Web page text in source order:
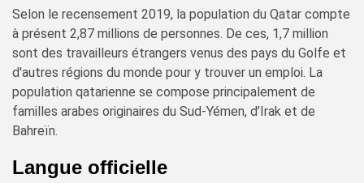
Selon le recensement 2019, la population du Qatar compte
à présent 2,87 millions de personnes. De ces, 1,7 million
sont des travailleurs étrangers venus des pays du Golfe et
d'autres régions du monde pour y trouver un emploi. La
population qatarienne se compose principalement de
familles arabes originaires du Sud-Yémen, d’Irak et de
Bahreïn.
Langue officielle